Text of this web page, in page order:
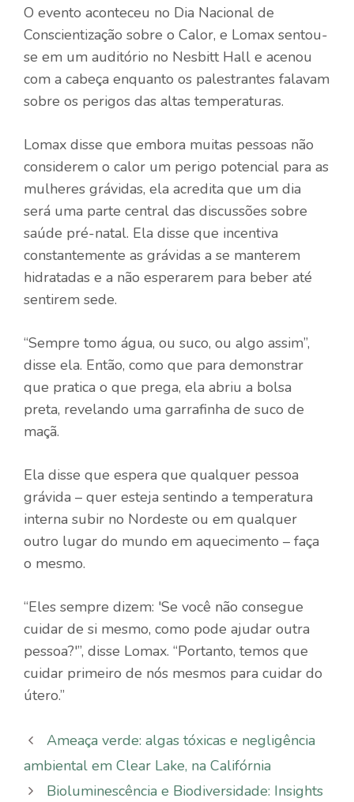
O evento aconteceu no Dia Nacional de
Conscientização sobre o Calor, e Lomax sentou-
se em um auditório no Nesbitt Hall e acenou
com a cabeça enquanto os palestrantes falavam
sobre os perigos das altas temperaturas.
Lomax disse que embora muitas pessoas não
considerem o calor um perigo potencial para as
mulheres grávidas, ela acredita que um dia
será uma parte central das discussões sobre
saúde pré-natal. Ela disse que incentiva
constantemente as grávidas a se manterem
hidratadas e a não esperarem para beber até
sentirem sede.
“Sempre tomo água, ou suco, ou algo assim”,
disse ela. Então, como que para demonstrar
que pratica o que prega, ela abriu a bolsa
preta, revelando uma garrafinha de suco de
maçã.
Ela disse que espera que qualquer pessoa
grávida – quer esteja sentindo a temperatura
interna subir no Nordeste ou em qualquer
outro lugar do mundo em aquecimento – faça
o mesmo.
“Eles sempre dizem: 'Se você não consegue
cuidar de si mesmo, como pode ajudar outra
pessoa?'”, disse Lomax. “Portanto, temos que
cuidar primeiro de nós mesmos para cuidar do
útero.”
Ameaça verde: algas tóxicas e negligência
ambiental em Clear Lake, na Califórnia
Bioluminescência e Biodiversidade: Insights